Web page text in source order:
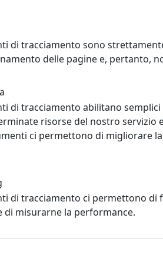
SCACCHIERA KASPAROV BIANCO,
CATALOGO IPLEX, CODICE
IPlex
di tracciamento sono
delle pagine e, pertanto,
di tracciamento abilitano
risorse del nostro
ci permettono di migliorare
di tracciamento ci permettono
di misurarne la performance.